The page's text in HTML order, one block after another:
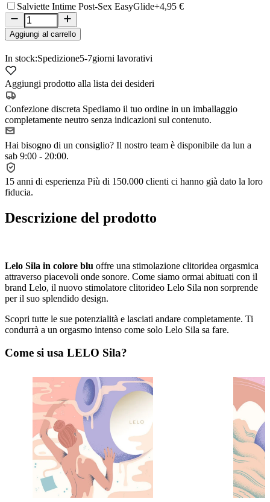
Salviette Intime Post-Sex EasyGlide+4,95 €
Aggiungi al carrello
In stock:Spedizione5-7giorni lavorativi
Aggiungi prodotto alla lista dei desideri
Confezione discreta Spediamo il tuo ordine in un imballaggio
completamente neutro senza indicazioni sul contenuto.
Hai bisogno di un consiglio? Il nostro team è disponibile da lun a
sab 9:00 - 20:00.
15 anni di esperienza Più di 150.000 clienti ci hanno già dato la loro
fiducia.
Descrizione del prodotto
Lelo Sila in colore blu offre una stimolazione clitoridea orgasmica
attraverso piacevoli onde sonore. Come siamo ormai abituati con il
brand Lelo, il nuovo stimolatore clitorideo Lelo Sila non sorprende
per il suo splendido design.
Scopri tutte le sue potenzialità e lasciati andare completamente. Ti
condurrà a un orgasmo intenso come solo Lelo Sila sa fare.
Come si usa LELO Sila?